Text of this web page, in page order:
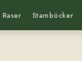
Raser Stamböcker